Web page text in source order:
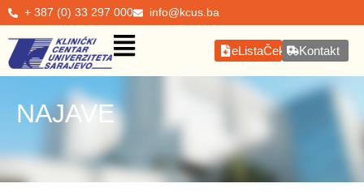
+ 387 (0) 33 297 000 info@kcus.ba
eListaČekanjaKontakt
NAJAVE